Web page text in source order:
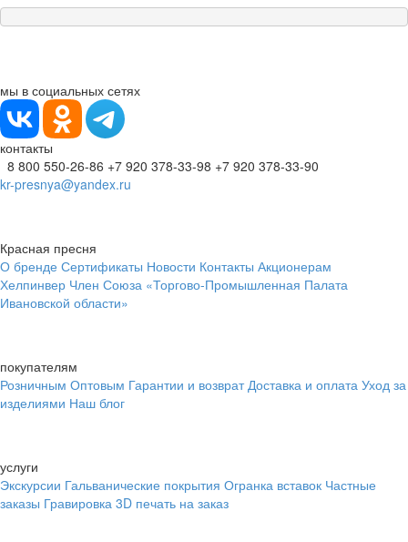
мы в социальных сетях
контакты
8 800 550-26-86 +7 920 378-33-98 +7 920 378-33-90
kr-presnya@yandex.ru
Красная пресня
О бренде Сертификаты Новости Контакты Акционерам
Хелпинвер Член Союза «Торгово-Промышленная Палата
Ивановской области»
покупателям
Розничным Оптовым Гарантии и возврат Доставка и оплата Уход за
изделиями Наш блог
услуги
Экскурсии Гальванические покрытия Огранка вставок Частные
заказы Гравировка 3D печать на заказ